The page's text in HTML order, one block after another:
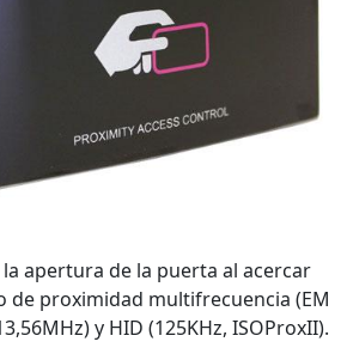
apertura de la puerta al acercar
de proximidad multifrecuencia (EM
y HID (125KHz, ISOProxII).